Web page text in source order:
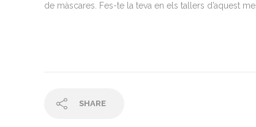
de màscares. Fes-te la teva en els tallers d’aquest
SHARE